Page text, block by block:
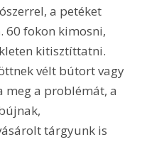
a petéket
60 fokon kimosni,
kitisztíttatni.
vélt bútort vagy
a problémát, a
tárgyunk is